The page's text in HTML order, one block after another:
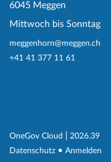
6045 Meggen
Mittwoch bis Sonntag
meggenhorn@meggen.ch
+41 41 377 11 61
OneGov Cloud (External Link)
2026.39
Datenschutz (External Link)
Anmelden